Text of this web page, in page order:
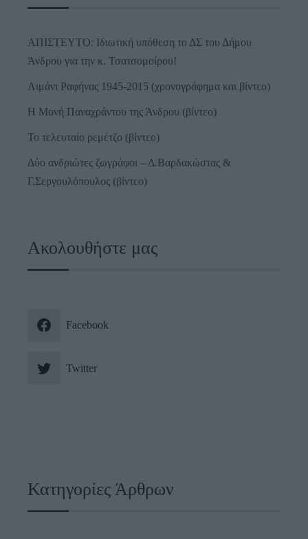
ΑΠΙΣΤΕΥΤΟ: Ιδιωτική υπόθεση το ΔΣ του Δήμου
Άνδρου για την κ. Τσατσομοίρου!
Λιμάνι Ραφήνας 1945-2015 (χρονογράφημα και βίντεο)
Η Μονή Παναχράντου της Άνδρου (βίντεο)
Το τελευταίο ρεμέτζο (βίντεο)
Δύο ανδριώτες ζωγράφοι – Δ.Βαρδακώστας &
Γ.Σεργουλόπουλος (βίντεο)
Ακολουθήστε μας
Facebook
Twitter
Κατηγορίες Άρθρων